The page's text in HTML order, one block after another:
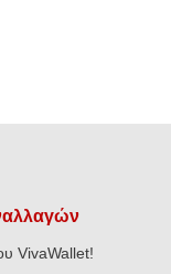
VivaWallet!